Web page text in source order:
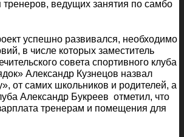
ведущих занятия по самбо
успешно развивался, необходимо
в числе которых заместитель
совета спортивного клуба
Александр Кузнецов назвал
от самих школьников и родителей, а
Александр Букреев отметил, что
тренерам и помещения для